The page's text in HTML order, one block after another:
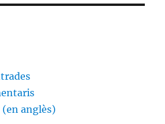
(en anglès)